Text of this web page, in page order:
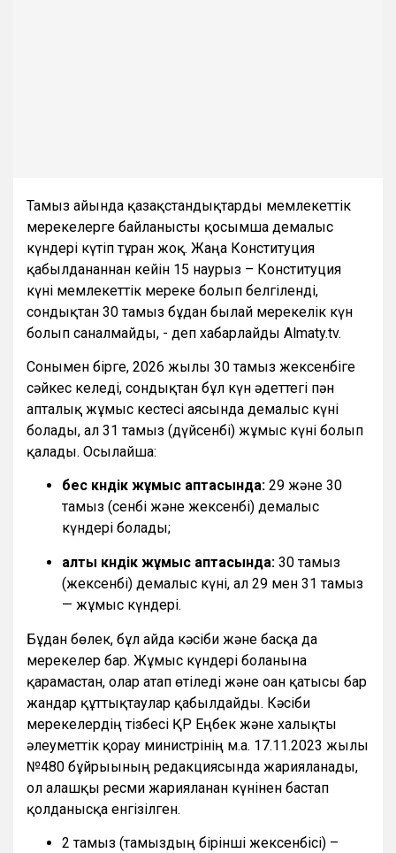
Тамыз айында қазақстандықтарды мемлекеттік
мерекелерге байланысты қосымша демалыс
күндері күтіп тұрған жоқ. Жаңа Конституция
қабылданғаннан кейін 15 наурыз – Конституция
күні мемлекеттік мереке болып белгіленді,
сондықтан 30 тамыз бұдан былай мерекелік күн
болып саналмайды, - деп хабарлайды Almaty.tv.
Сонымен бірге, 2026 жылғы 30 тамыз жексенбіге
сәйкес келеді, сондықтан бұл күн әдеттегі пән
апталық жұмыс кестесі аясында демалыс күні
болады, ал 31 тамыз (дүйсенбі) жұмыс күні болып
қалады. Осылайша:
бес күндік жұмыс аптасында: 29 және 30
тамыз (сенбі және жексенбі) демалыс
күндері болады;
алты күндік жұмыс аптасында: 30 тамыз
(жексенбі) демалыс күні, ал 29 мен 31 тамыз
— жұмыс күндері.
Бұдан бөлек, бұл айда кәсіби және басқа да
мерекелер бар. Жұмыс күндері болғанына
қарамастан, олар атап өтіледі және оған қатысы бар
жандар құттықтаулар қабылдайды. Кәсіби
мерекелердің тізбесі ҚР Еңбек және халықты
әлеуметтік қорғау министрінің м.а. 17.11.2023 жылғы
№480 бұйрығының редакциясында жарияланады,
ол алғашқы ресми жарияланған күнінен бастап
қолданысқа енгізілген.
2 тамыз (тамыздың бірінші жексенбісі) –